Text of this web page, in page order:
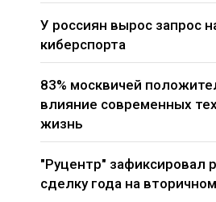
У россиян вырос запрос
киберспорта
83% москвичей
влияние современных
жизнь
"Руцентр" зафиксировал
сделку года на